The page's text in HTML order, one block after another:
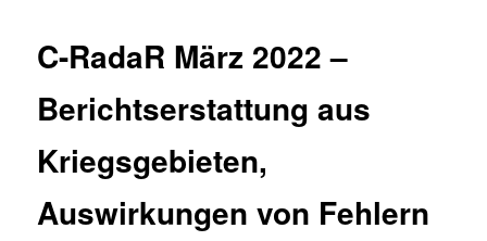
C-RadaR März 2022 –
Berichtserstattung aus
Kriegsgebieten,
Auswirkungen von Fehlern